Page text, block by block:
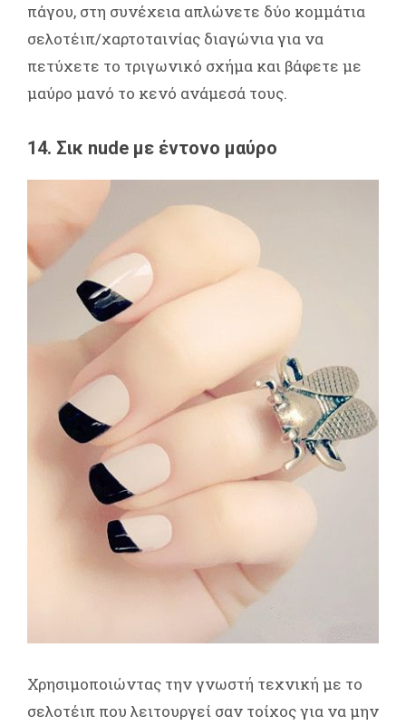
πάγου, στη συνέχεια απλώνετε δύο κομμάτια
σελοτέιπ/χαρτοταινίας διαγώνια για να
πετύχετε το τριγωνικό σχήμα και βάφετε με
μαύρο μανό το κενό ανάμεσά τους.
14. Σικ nude με έντονο μαύρο
Χρησιμοποιώντας την γνωστή τεχνική με το
σελοτέιπ που λειτουργεί σαν τοίχος για να μην